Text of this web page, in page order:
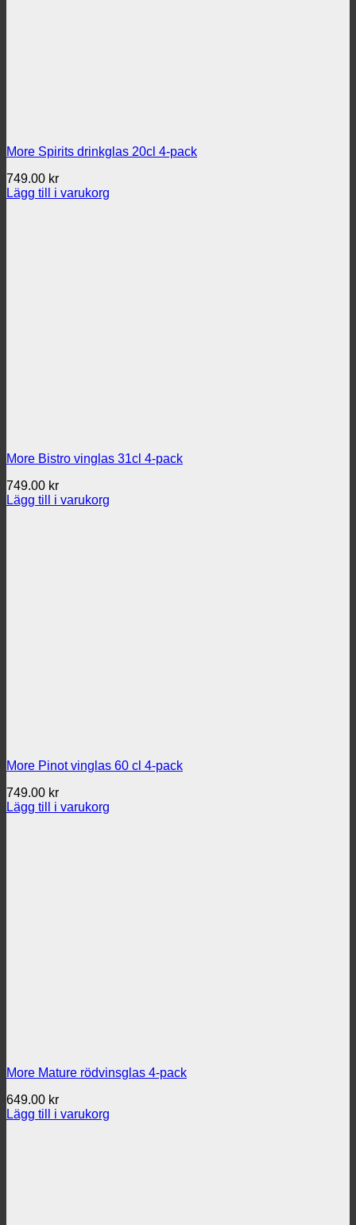
More Spirits drinkglas 20cl 4-pack
749.00 kr
Lägg till i varukorg
More Bistro vinglas 31cl 4-pack
749.00 kr
Lägg till i varukorg
More Pinot vinglas 60 cl 4-pack
749.00 kr
Lägg till i varukorg
More Mature rödvinsglas 4-pack
649.00 kr
Lägg till i varukorg